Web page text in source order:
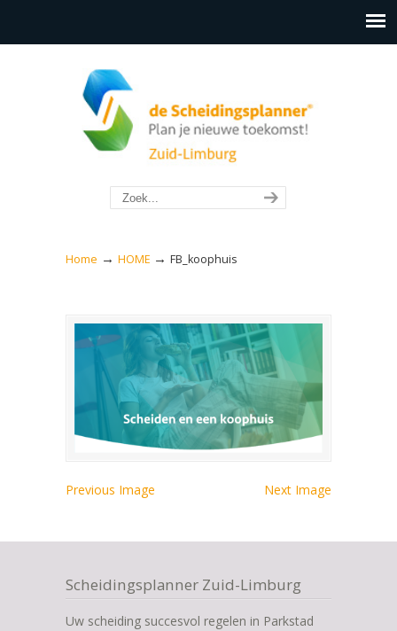
Home → HOME → FB_koophuis
Previous Image Next Image
Scheidingsplanner Zuid-Limburg
Uw scheiding succesvol regelen in Parkstad